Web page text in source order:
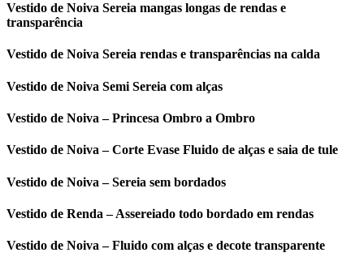
Vestido de Noiva Sereia mangas longas de rendas e
transparência
Vestido de Noiva Sereia rendas e transparências na calda
Vestido de Noiva Semi Sereia com alças
Vestido de Noiva – Princesa Ombro a Ombro
Vestido de Noiva – Corte Evase Fluido de alças e saia de tule
Vestido de Noiva – Sereia sem bordados
Vestido de Renda – Assereiado todo bordado em rendas
Vestido de Noiva – Fluido com alças e decote transparente